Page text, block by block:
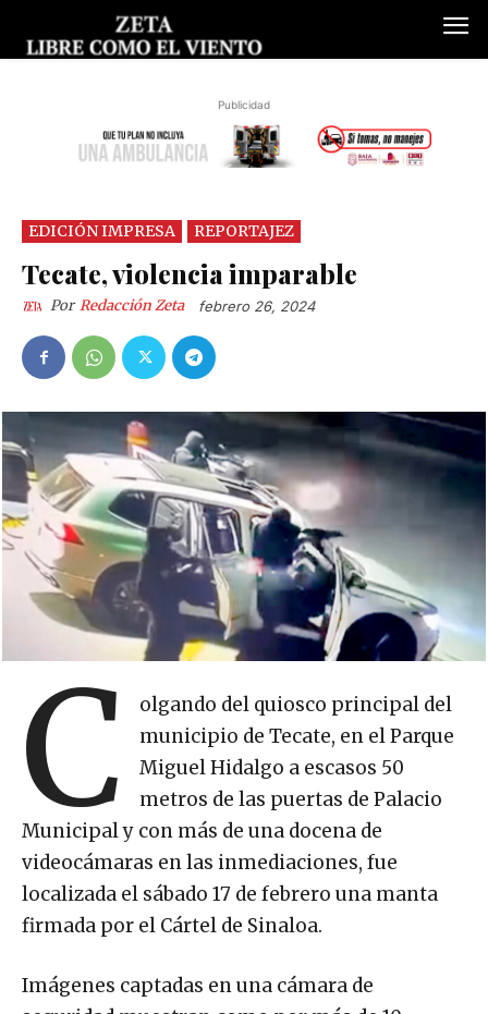
Publicidad
EDICIÓN IMPRESA REPORTAJEZ
Tecate, violencia imparable
Por Redacción Zeta febrero 26, 2024
C
olgando del quiosco principal del
municipio de Tecate, en el Parque
Miguel Hidalgo a escasos 50
metros de las puertas de Palacio
Municipal y con más de una docena de
videocámaras en las inmediaciones, fue
localizada el sábado 17 de febrero una manta
firmada por el Cártel de Sinaloa.
Imágenes captadas en una cámara de